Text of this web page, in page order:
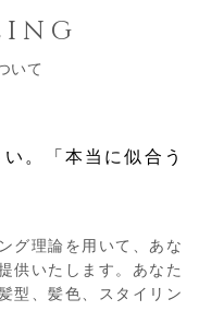
いて
。
「本当に似合う
グ理論を用いて、あな
供いたします。あなた
型、髪色、スタイリン